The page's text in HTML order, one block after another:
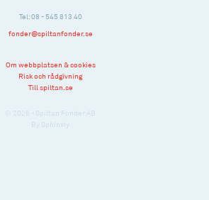
Tel: 08 - 545 813 40
fonder@spiltanfonder.se
Om webbplatsen & cookies
Risk och rådgivning
Till spiltan.se
© 2026 - Spiltan Fonder AB
By
Sphinxly